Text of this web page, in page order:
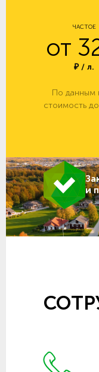
ЧАСТОЕ
от
₽ / л.
По данным
стоимость
и